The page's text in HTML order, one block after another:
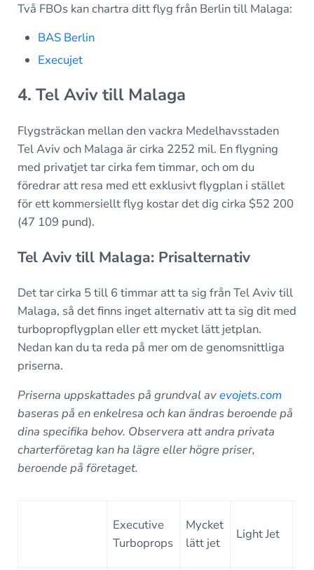
Två FBOs kan chartra ditt flyg från Berlin till Malaga:
BAS Berlin
Execujet
4. Tel Aviv till Malaga
Flygsträckan mellan den vackra Medelhavsstaden
Tel Aviv och Malaga är cirka 2252 mil. En flygning
med privatjet tar cirka fem timmar, och om du
föredrar att resa med ett exklusivt flygplan i stället
för ett kommersiellt flyg kostar det dig cirka $52 200
(47 109 pund).
Tel Aviv till Malaga: Prisalternativ
Det tar cirka 5 till 6 timmar att ta sig från Tel Aviv till
Malaga, så det finns inget alternativ att ta sig dit med
turbopropflygplan eller ett mycket lätt jetplan.
Nedan kan du ta reda på mer om de genomsnittliga
priserna.
Priserna uppskattades på grundval avevojets.com
baseras på en enkelresa och kan ändras beroende på
dina specifika behov. Observera att andra privata
charterföretag kan ha lägre eller högre priser,
beroende på företaget.
Executive
Turboprops
Mycket
lätt jet
Light Jet